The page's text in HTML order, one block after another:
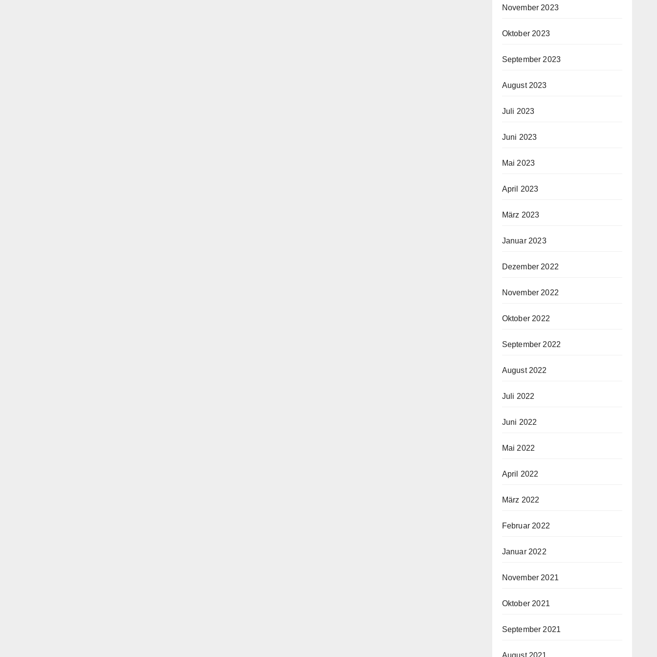
November 2023
Oktober 2023
September 2023
August 2023
Juli 2023
Juni 2023
Mai 2023
April 2023
März 2023
Januar 2023
Dezember 2022
November 2022
Oktober 2022
September 2022
August 2022
Juli 2022
Juni 2022
Mai 2022
April 2022
März 2022
Februar 2022
Januar 2022
November 2021
Oktober 2021
September 2021
August 2021